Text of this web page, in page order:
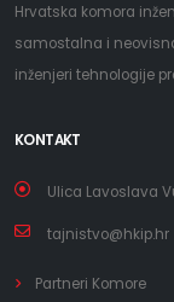
Hrvatska komora
samostalna i
inženjeri tehnologije
KONTAKT
Ulica Lavoslava
tajnistvo@hkip.hr
Partneri Komore